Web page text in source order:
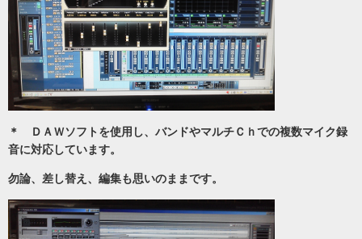
＊ ＤＡＷソフトを使用し、バンドやマルチＣｈでの複数マイク録
音に対応しています。
勿論、差し替え、編集も思いのままです。